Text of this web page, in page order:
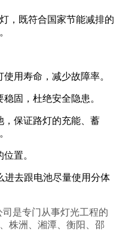
，既符合国家节能减排的
用寿命，减少故障率。
，杜绝安全隐患。
，保证路灯的充能、蓄
。
么进去跟电池尽量使用分体
是专门从事灯光工程的
、湘潭、衡阳、邵